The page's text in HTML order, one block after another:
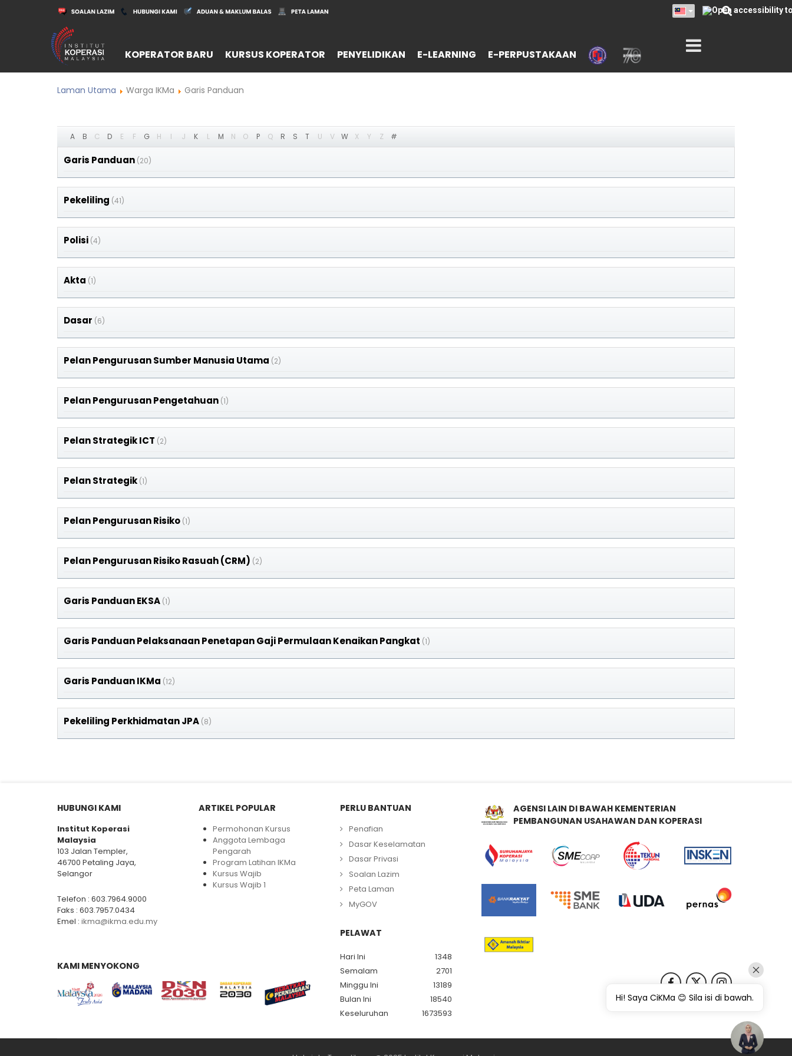
KOPERATOR BARU KURSUS KOPERATOR PENYELIDIKAN E-LEARNING E-PERPUSTAKAAN
Laman Utama Warga IKMa Garis Panduan
A B C D E F G H I J K L M N O P Q R S T U V W X Y Z #
Garis Panduan (20)
Pekeliling (41)
Polisi (4)
Akta (1)
Dasar (6)
Pelan Pengurusan Sumber Manusia Utama (2)
Pelan Pengurusan Pengetahuan (1)
Pelan Strategik ICT (2)
Pelan Strategik (1)
Pelan Pengurusan Risiko (1)
Pelan Pengurusan Risiko Rasuah (CRM) (2)
Garis Panduan EKSA (1)
Garis Panduan Pelaksanaan Penetapan Gaji Permulaan Kenaikan Pangkat (1)
Garis Panduan IKMa (12)
Pekeliling Perkhidmatan JPA (8)
HUBUNGI KAMI
Institut Koperasi
Malaysia
103 Jalan Templer,
46700 Petaling Jaya,
Selangor
Telefon : 603.7964.9000
Faks : 603.7957.0434
Emel : ikma@ikma.edu.my
ARTIKEL POPULAR
Permohonan Kursus
Anggota Lembaga
Pengarah
Program Latihan IKMa
Kursus Wajib
Kursus Wajib 1
PERLU BANTUAN
Penafian
Dasar Keselamatan
Dasar Privasi
Soalan Lazim
Peta Laman
MyGOV
PELAWAT
Hari Ini
1348
Semalam
2701
Minggu Ini
13189
Bulan Ini
18540
Keseluruhan
1673593
AGENSI LAIN DI BAWAH KEMENTERIAN
PEMBANGUNAN USAHAWAN DAN KOPERASI
KAMI MENYOKONG
Hi! Saya CiKMa 😊 Sila isi di bawah.